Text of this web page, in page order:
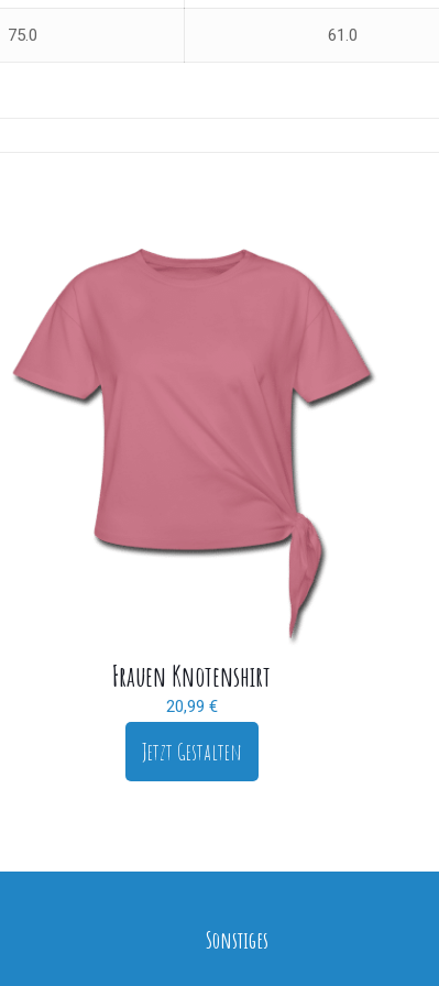
75.0 61.0
Frauen Knotenshirt
20,99 €
Jetzt Gestalten
Sonstiges